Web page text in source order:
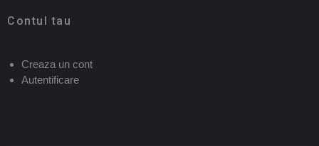
Contul tau
Creaza un cont
Autentificare